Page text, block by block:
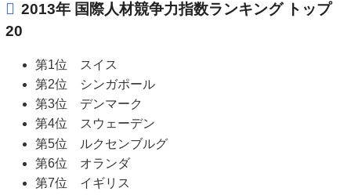
2013年 国際人材競争力指数ランキング トップ
20
第1位 スイス
第2位 シンガポール
第3位 デンマーク
第4位 スウェーデン
第5位 ルクセンブルグ
第6位 オランダ
第7位 イギリス